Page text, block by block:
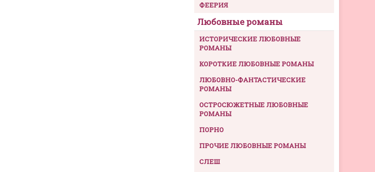
ФЕЕРИЯ
Любовные романы
ИСТОРИЧЕСКИЕ ЛЮБОВНЫЕ
РОМАНЫ
КОРОТКИЕ ЛЮБОВНЫЕ РОМАНЫ
ЛЮБОВНО-ФАНТАСТИЧЕСКИЕ
РОМАНЫ
ОСТРОСЮЖЕТНЫЕ ЛЮБОВНЫЕ
РОМАНЫ
ПОРНО
ПРОЧИЕ ЛЮБОВНЫЕ РОМАНЫ
СЛЕШ